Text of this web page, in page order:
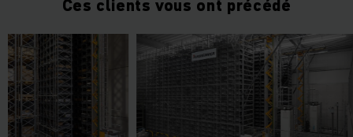
Ces clients vous ont précédé